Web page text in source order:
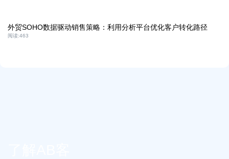
外贸SOHO数据驱动销售策略：利用分析平台优化客户转化路径
阅读:463